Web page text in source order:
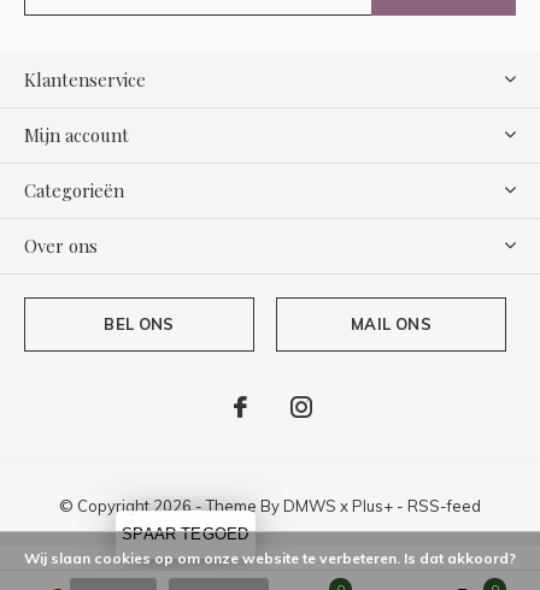
Klantenservice
Mijn account
Categorieën
Over ons
BEL ONS MAIL ONS
© Copyright 2026 - Theme ByDMWS xPlus+ - RSS-feed
Wij slaan cookies op om onze website te verbeteren. Is dat akkoord?
SPAAR TEGOED